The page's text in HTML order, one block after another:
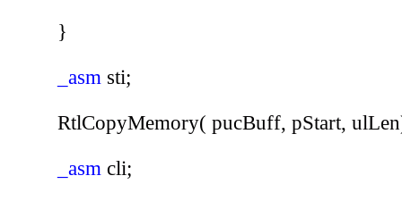
}
_asm sti;
RtlCopyMemory( pucBuff, pStart, ulLen
_asm cli;